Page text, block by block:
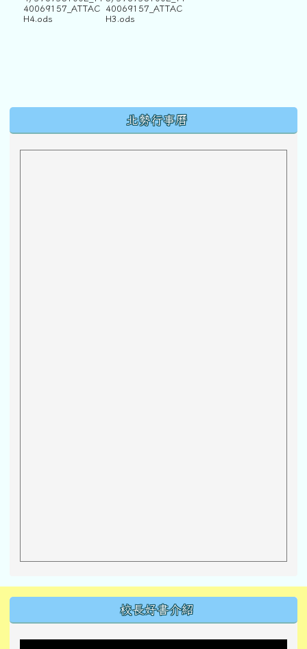
40069157_ATTAC
H4.ods
40069157_ATTAC
H3.ods
北勢行事曆
校長好書介紹